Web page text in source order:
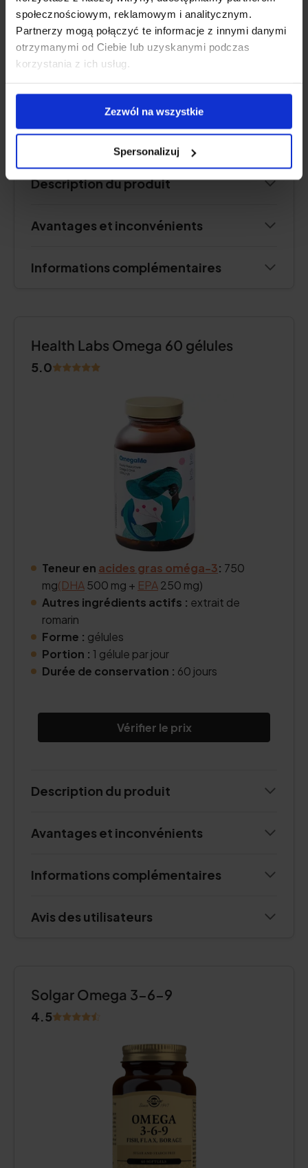
społecznościowym, reklamowym i analitycznym.
Partnerzy mogą połączyć te informacje z innymi danymi
otrzymanymi od Ciebie lub uzyskanymi podczas
korzystania z ich usług.
Zezwól na wszystkie
Spersonalizuj
iode,vitamine D
Forme :gélules
Portion :2 gélules par jour
Suffisant pour :
Vérifier le prix
Description du produit
Avantages et inconvénients
Informations complémentaires
Health Labs Omega 60 gélules
5.0
Teneur en acides gras oméga-3: 750
mg(DHA500 mg + EPA250 mg)
Autres ingrédients actifs : extrait de
romarin
Forme : gélules
Portion : 1 gélule par jour
Durée de conservation : 60 jours
Vérifier le prix
Description du produit
Avantages et inconvénients
Informations complémentaires
Avis des utilisateurs
Solgar Omega 3-6-9
4.5